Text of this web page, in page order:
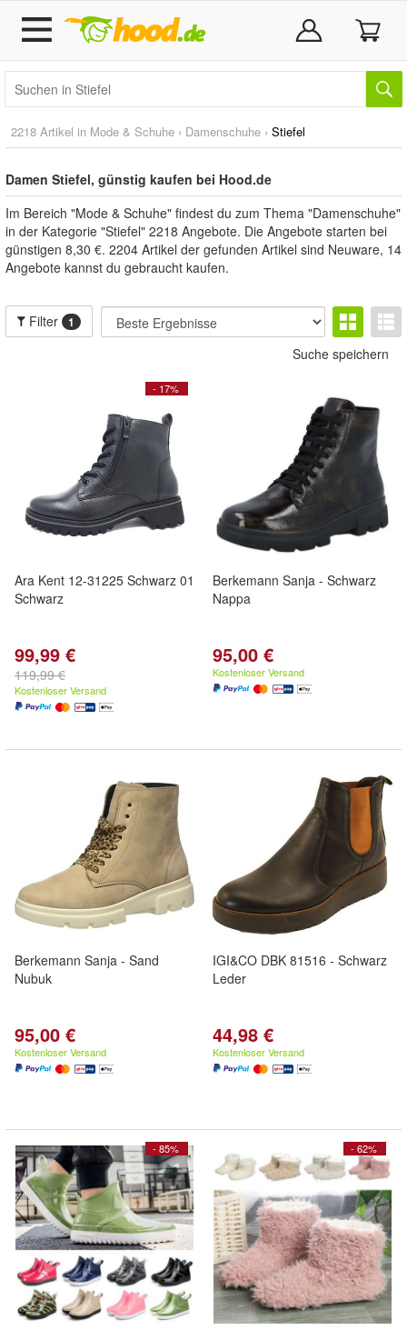
2218 Artikel in Mode & Schuhe › Damenschuhe › Stiefel
Damen Stiefel, günstig kaufen bei Hood.de
Im Bereich "Mode & Schuhe" findest du zum Thema "Damenschuhe"
in der Kategorie "Stiefel" 2218 Angebote. Die Angebote starten bei
günstigen 8,30 €. 2204 Artikel der gefunden Artikel sind Neuware, 14
Angebote kannst du gebraucht kaufen.
Filter 1
Suche speichern
- 17%
Ara Kent 12-31225 Schwarz 01
Schwarz
99,99 €
119,99 €
Kostenloser Versand
Berkemann Sanja - Schwarz
Nappa
95,00 €
Kostenloser Versand
Berkemann Sanja - Sand
Nubuk
95,00 €
Kostenloser Versand
IGI&CO DBK 81516 - Schwarz
Leder
44,98 €
Kostenloser Versand
- 85% - 62%